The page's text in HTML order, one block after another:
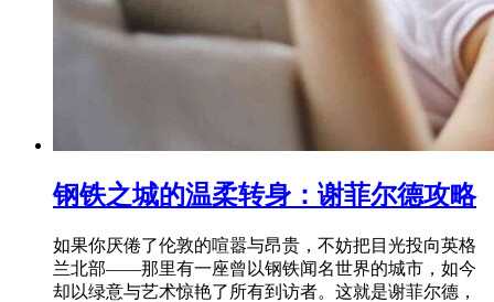
钢铁之城的温柔转身：谢菲尔德攻略
如果你厌倦了伦敦的喧嚣与昂贵，不妨把目光投向英格
兰北部——那里有一座曾以钢铁闻名世界的城市，如今
却以绿意与艺术惊艳了所有到访者。这就是谢菲尔德，